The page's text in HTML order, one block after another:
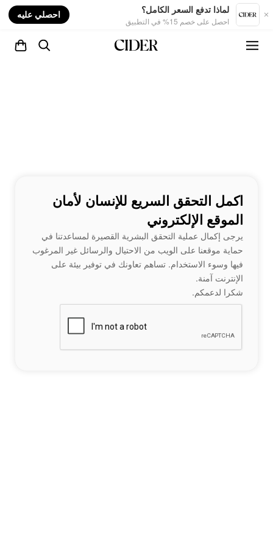
لماذا تدفع السعر الكامل؟
احصل على خصم 15% في التطبيق
احصلي عليه
اكمل التحقق السريع للإنسان لأمان
الموقع الإلكتروني
يرجى إكمال عملية التحقق البشرية القصيرة لمساعدتنا في
حماية موقعنا على الويب من الاحتيال والرسائل غير المرغوب
فيها وسوء الاستخدام. تساهم تعاونك في توفير بيئة على
الإنترنت آمنة.
شكرا لدعمكم.